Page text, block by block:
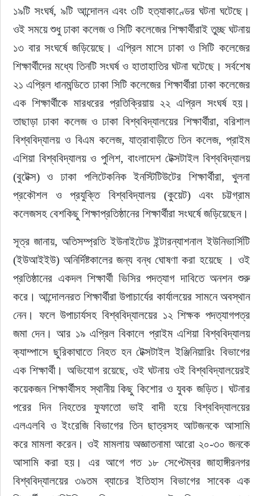
১৯টি সংঘর্ষ, ৯টি আন্দোলন এবং ৩টি হত্যাকাণ্ডের ঘটনা ঘটেছে।
ওই সময়ে শুধু ঢাকা কলেজ ও সিটি কলেজের শিক্ষার্থীরাই তুচ্ছ ঘটনায়
১৩ বার সংঘর্ষে জড়িয়েছে। এপ্রিল মাসে ঢাকা ও সিটি কলেজের
শিক্ষার্থীদের মধ্যে তিনটি সংঘর্ষ ও হাতাহাতির ঘটনা ঘটেছে। সর্বশেষ
২১ এপ্রিল ধানমন্ডিতে ঢাকা সিটি কলেজের শিক্ষার্থীরা ঢাকা কলেজের
এক শিক্ষার্থীকে মারধরের প্রতিক্রিয়ায় ২২ এপ্রিল সংঘর্ষ হয়।
তাছাড়া ঢাকা কলেজ ও ঢাকা বিশ্ববিদ্যালয়ের শিক্ষার্থীরা, বরিশাল
বিশ্ববিদ্যালয় ও বিএম কলেজ, যাত্রাবাড়ীতে তিন কলেজ, প্রাইম
এশিয়া বিশ্ববিদ্যালয় ও পুলিশ, বাংলাদেশ টেক্সটাইল বিশ্ববিদ্যালয়
(বুটেক্স) ও ঢাকা পলিটেকনিক ইনস্টিটিউটের শিক্ষার্থীরা, খুলনা
প্রকৌশল ও প্রযুক্তি বিশ্ববিদ্যালয় (কুয়েট) এবং চট্টগ্রাম
কলেজসহ বেশকিছু শিক্ষাপ্রতিষ্ঠানের শিক্ষার্থীরা সংঘর্ষে জড়িয়েছেন।
সূত্র জানায়, অতিসম্প্রতি ইউনাইটেড ইন্টারন্যাশনাল ইউনিভার্সিটি
(ইউআইইউ) অনির্দিষ্টকালের জন্য বন্ধ ঘোষণা করা হয়েছে । ওই
প্রতিষ্ঠানের একদল শিক্ষার্থী ভিসির পদত্যাগ দাবিতে অনশন শুরু
করে। আন্দোলনরত শিক্ষার্থীরা উপাচার্যের কার্যালয়ের সামনে অবস্থান
নেন। ফলে উপাচার্যসহ বিশ্ববিদ্যালয়ের ১২ শিক্ষক পদত্যাগপত্র
জমা দেন। আর ১৯ এপ্রিল বিকালে প্রাইম এশিয়া বিশ্ববিদ্যালয়
ক্যাম্পাসে ছুরিকাঘাতে নিহত হন টেক্সটাইল ইঞ্জিনিয়ারিং বিভাগের
এক শিক্ষার্থী। অভিযোগ রয়েছে, ওই ঘটনায় ওই বিশ্ববিদ্যালয়েরই
কয়েকজন শিক্ষার্থীসহ স্থানীয় কিছু কিশোর ও যুবক জড়িত। ঘটনার
পরের দিন নিহতের ফুফাতো ভাই বাদী হয়ে বিশ্ববিদ্যালয়ের
এলএলবি ও ইংরেজি বিভাগের তিন ছাত্রসহ আটজনকে আসামি
করে মামলা করেন। ওই মামলায় অজ্ঞাতনামা আরো ২০-৩০ জনকে
আসামি করা হয়। এর আগে গত ১৮ সেপ্টেম্বর জাহাঙ্গীরনগর
বিশ্ববিদ্যালয়ের ৩৯তম ব্যাচের ইতিহাস বিভাগের সাবেক এক